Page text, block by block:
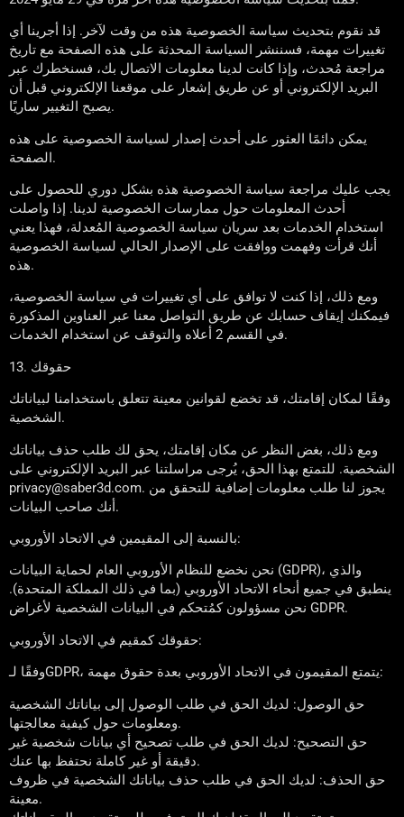
قد نقوم بتحديث سياسة الخصوصية هذه من وقت لآخر. إذا أجرينا أي
تغييرات مهمة، فسننشر السياسة المحدثة على هذه الصفحة مع تاريخ
مراجعة مُحدث، وإذا كانت لدينا معلومات الاتصال بك، فسنخطرك عبر
البريد الإلكتروني أو عن طريق إشعار على موقعنا الإلكتروني قبل أن
يصبح التغيير ساريًا.
يمكن دائمًا العثور على أحدث إصدار لسياسة الخصوصية على هذه
الصفحة.
يجب عليك مراجعة سياسة الخصوصية هذه بشكل دوري للحصول على
أحدث المعلومات حول ممارسات الخصوصية لدينا. إذا واصلت
استخدام الخدمات بعد سريان سياسة الخصوصية المُعدلة، فهذا يعني
أنك قرأت وفهمت ووافقت على الإصدار الحالي لسياسة الخصوصية
هذه.
ومع ذلك، إذا كنت لا توافق على أي تغييرات في سياسة الخصوصية،
فيمكنك إيقاف حسابك عن طريق التواصل معنا عبر العناوين المذكورة
في القسم 2 أعلاه والتوقف عن استخدام الخدمات.
13. حقوقك
وفقًا لمكان إقامتك، قد تخضع لقوانين معينة تتعلق باستخدامنا لبياناتك
الشخصية.
ومع ذلك، بغض النظر عن مكان إقامتك، يحق لك طلب حذف بياناتك
الشخصية. للتمتع بهذا الحق، يُرجى مراسلتنا عبر البريد الإلكتروني على
privacy@saber3d.com. يجوز لنا طلب معلومات إضافية للتحقق من
أنك صاحب البيانات.
بالنسبة إلى المقيمين في الاتحاد الأوروبي:
نحن نخضع للنظام الأوروبي العام لحماية البيانات (GDPR)، والذي
ينطبق في جميع أنحاء الاتحاد الأوروبي (بما في ذلك المملكة المتحدة).
نحن مسؤولون كمُتحكم في البيانات الشخصية لأغراض GDPR.
حقوقك كمقيم في الاتحاد الأوروبي:
وفقًا لـGDPR، يتمتع المقيمون في الاتحاد الأوروبي بعدة حقوق مهمة:
حق الوصول: لديك الحق في طلب الوصول إلى بياناتك الشخصية
ومعلومات حول كيفية معالجتها.
حق التصحيح: لديك الحق في طلب تصحيح أي بيانات شخصية غير
دقيقة أو غير كاملة نحتفظ بها عنك.
حق الحذف: لديك الحق في طلب حذف بياناتك الشخصية في ظروف
معينة.